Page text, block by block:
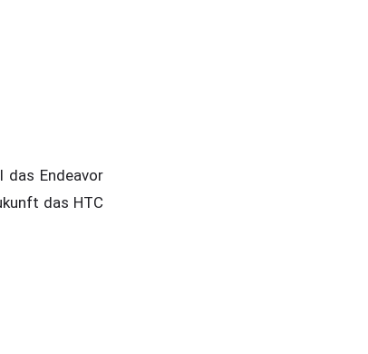
das Endeavor
das HTC